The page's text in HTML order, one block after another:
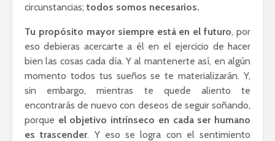
circunstancias; todos somos necesarios.
Tu propósito mayor siempre está en el futuro, por
eso debieras acercarte a él en el ejercicio de hacer
bien las cosas cada día. Y al mantenerte así, en algún
momento todos tus sueños se te materializarán. Y,
sin embargo, mientras te quede aliento te
encontrarás de nuevo con deseos de seguir soñando,
porque el objetivo intrínseco en cada ser humano
es trascender. Y eso se logra con el sentimiento